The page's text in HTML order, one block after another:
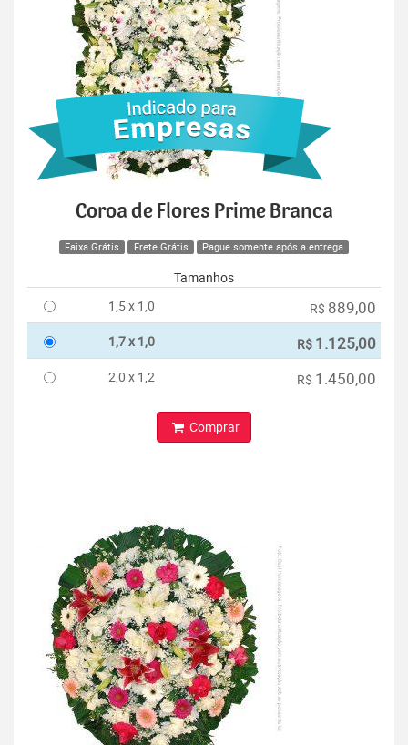
Coroa de Flores Prime Branca
Faixa Grátis Frete Grátis Pague somente após a entrega
Tamanhos
1,5 x 1,0
R$ 889,00
1,7 x 1,0 R$ 1.125,00
2,0 x 1,2 R$ 1.450,00
Comprar